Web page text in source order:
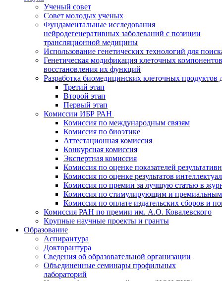
Ученый совет
Совет молодых ученых
Фундаментальные исследования
нейродегенеративных заболеваний с позиции
трансляционной медицины
Использование генетических технологий для
Генетическая модификация клеточных
восстановления их функций
Разработка биомедицинских клеточных продуктов
Третий этап
Второй этап
Первый этап
Комиссии ИБР РАН
Комиссия по международным связям
Комиссия по биоэтике
Аттестационная комиссия
Конкурсная комиссия
Экспертная комиссия
Комиссия по оценке показателей
Комиссия по оценке результатов
Комиссия по премии за лучшую статью в
Комиссия по стимулирующим и
Комиссия по оплате издательских сборов и
Комиссия РАН по премии им. А.О. Ковалевского
Крупные научные проекты и гранты
Образование
Аспирантура
Докторантура
Сведения об образовательной организации
Объединенные семинары профильных
лабораторий